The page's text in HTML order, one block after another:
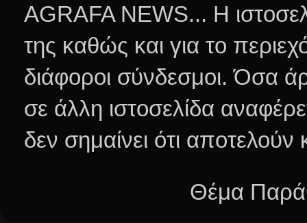
AGRAFA NEWS... Η
της καθώς και για το
διάφοροι σύνδεσμοι.Όσα
σε άλλη ιστοσελίδα
δεν σημαίνει ότι
Θέμα